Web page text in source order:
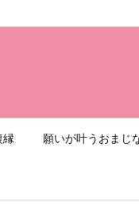
縁 願いが叶うおまじ